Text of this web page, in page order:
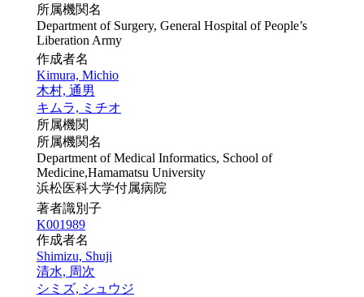
所属機関名
Department of Surgery, General Hospital of People’s
Liberation Army
作成者名
Kimura, Michio
木村, 通男
キムラ, ミチオ
所属機関
所属機関名
Department of Medical Informatics, School of
Medicine,Hamamatsu University
浜松医科大学付属病院
著者識別子
K001989
作成者名
Shimizu, Shuji
清水, 周次
シミズ, シュウジ